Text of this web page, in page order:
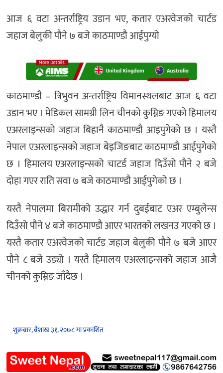
आज ६ वटा अन्तर्राष्ट्रिय उडान भए, कतार एअरवेजको चार्टड
जहाज बेलुकी पौने ७ बजे काठमाण्डौ आईपुग्यो
काठमाण्डाै – त्रिभुवन अन्तर्राष्ट्रिय विमानस्थलबाट आज ६ वटा
उडान भए । मेडिकल सामग्री लिन चीनको कुम्निङ गएको हिमालय
एअरलाइन्सको जहाज बिहानै काठमाण्डौ आइपुगेको छ । यस्तै
नेपाल एअरलाइन्सको जहाज बेइजिङबाट काठमाण्डौ आईपुगेको
छ । हिमालय एअरलाइन्सको चाटर्ड जहाज दिउँसो पौने २ बजे
दोहा गएर राति सवा ७ बजे काठमाण्डौ आईपुगेको छ ।
यस्तै नेपालमा बिरामीको उद्धार गर्न दुबईबाट एअर एम्बुलेन्स
दिउँसो पौने ४ बजे काठमाण्डौ आएर भारतको लखनउ गएको छ ।
यस्तै कतार एअरवेजको चार्टड जहाज बेलुकी पौने ७ बजे आएर
पौने ८ बजे उड्यो । यस्तै हिमालय एअरलाइन्सको जहाज आजै
चीनको कुम्निङ जाँदैछ ।
शुक्रबार, बैशाख ३१, २०७८ मा प्रकाशित